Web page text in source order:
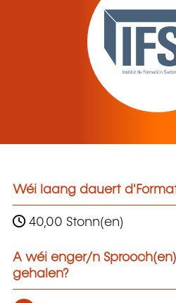
Wéi laang dauert
40,00 Stonn(en)
A wéi enger/n
gehalen?